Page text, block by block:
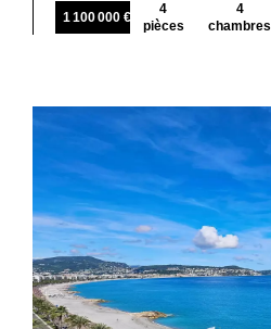
1 100 000 €
4
pièces
4
chambres